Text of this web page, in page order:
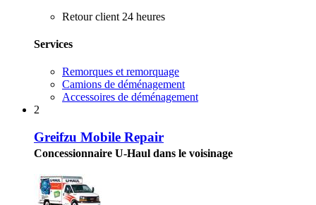
Retour client 24 heures
Services
Remorques et remorquage
Camions de déménagement
Accessoires de déménagement
2
Greifzu Mobile Repair
Concessionnaire U-Haul dans le voisinage